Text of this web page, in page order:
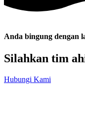
Anda bingung dengan
Silahkan tim
Hubungi Kami